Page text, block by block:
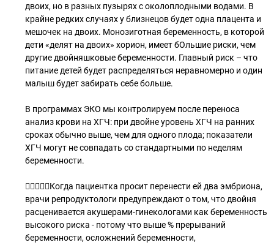
двоих, но в разных пузырях с околоплодными водами. В
крайне редких случаях у близнецов будет одна плацента и
мешочек на двоих. Монозиготная беременность, в которой
дети «делят на двоих» хорион, имеет бОльшие риски, чем
другие двойняшковые беременности. Главный риск – что
питание детей будет распределяться неравномерно и один
малыш будет забирать себе больше.
В программах ЭКО мы контролируем после переноса
анализ крови на ХГЧ: при двойне уровень ХГЧ на ранних
сроках обычно выше, чем для одного плода; показатели
ХГЧ могут не совпадать со стандартными по неделям
беременности.
☝🏻👩🏻‍⚕Когда пациентка просит перенести ей два эмбриона,
врачи репродуктологи предупреждают о том, что двойня
расценивается акушерами-гинекологами как беременность
высокого риска - потому что выше % прерываний
беременности, осложнений беременности,